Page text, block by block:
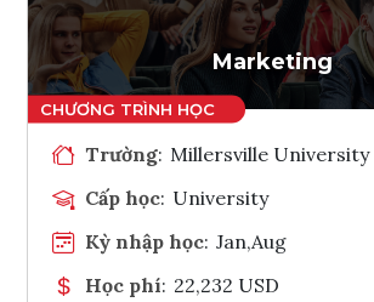
Tham vấn Interlink
Marketing
Trường: Millersville University
Cấp học: University
Kỳ nhập học: Jan,Aug
Học phí: 22,232 USD